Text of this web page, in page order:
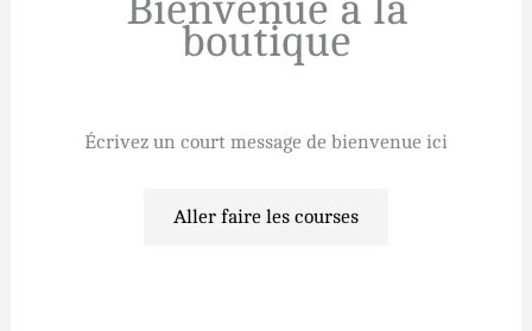
Bienvenue à la
boutique
Écrivez un court message de bienvenue ici
Aller faire les courses